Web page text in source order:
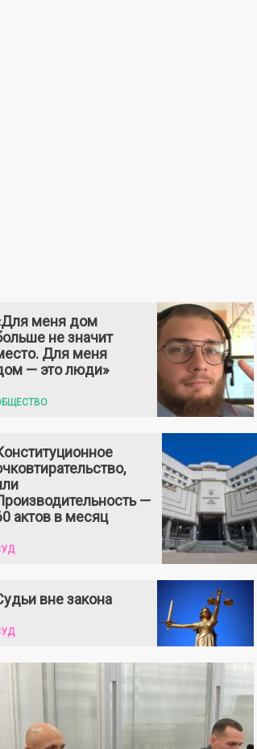
меня дом
не значит
Для меня
— это люди»
—
актов в месяц
вне закона